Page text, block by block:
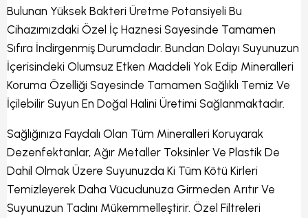
Bulunan Yüksek Bakteri Üretme Potansiyeli Bu
Cihazımızdaki Özel İç Haznesi Sayesinde Tamamen
Sıfıra İndirgenmiş Durumdadır. Bundan Dolayı Suyunuzun
İçerisindeki Olumsuz Etken Maddeli Yok Edip Mineralleri
Koruma Özelliği Sayesinde Tamamen Sağlıklı Temiz Ve
İçilebilir Suyun En Doğal Halini Üretimi Sağlanmaktadır.
Sağlığınıza Faydalı Olan Tüm Mineralleri Koruyarak
Dezenfektanlar, Ağır Metaller Toksinler Ve Plastik De
Dahil Olmak Üzere Suyunuzda Ki Tüm Kötü Kirleri
Temizleyerek Daha Vücudunuza Girmeden Arıtır Ve
Suyunuzun Tadını Mükemmelleştirir. Özel Filtreleri